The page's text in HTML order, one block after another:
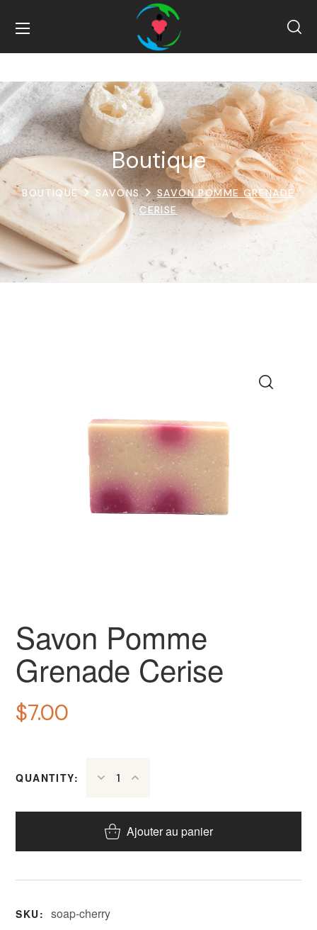
Boutique
BOUTIQUE SAVONS
SAVON POMME GRENADE
CERISE
Savon Pomme
Grenade Cerise
$7.00
QUANTITY:
Ajouter au panier
SKU: soap-cherry